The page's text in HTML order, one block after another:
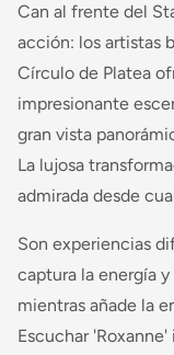
Can al frente del
acción: los artistas
Círculo de Platea
impresionante
gran vista
La lujosa
admirada desde
Son experiencias
captura la energía
mientras añade la
Escuchar